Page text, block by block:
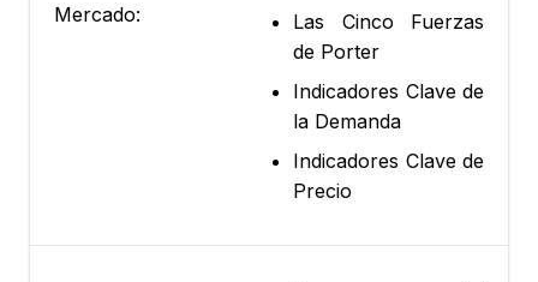
Mercado:
Las Cinco Fuerzas
de Porter
Indicadores Clave de
la Demanda
Indicadores Clave de
Precio